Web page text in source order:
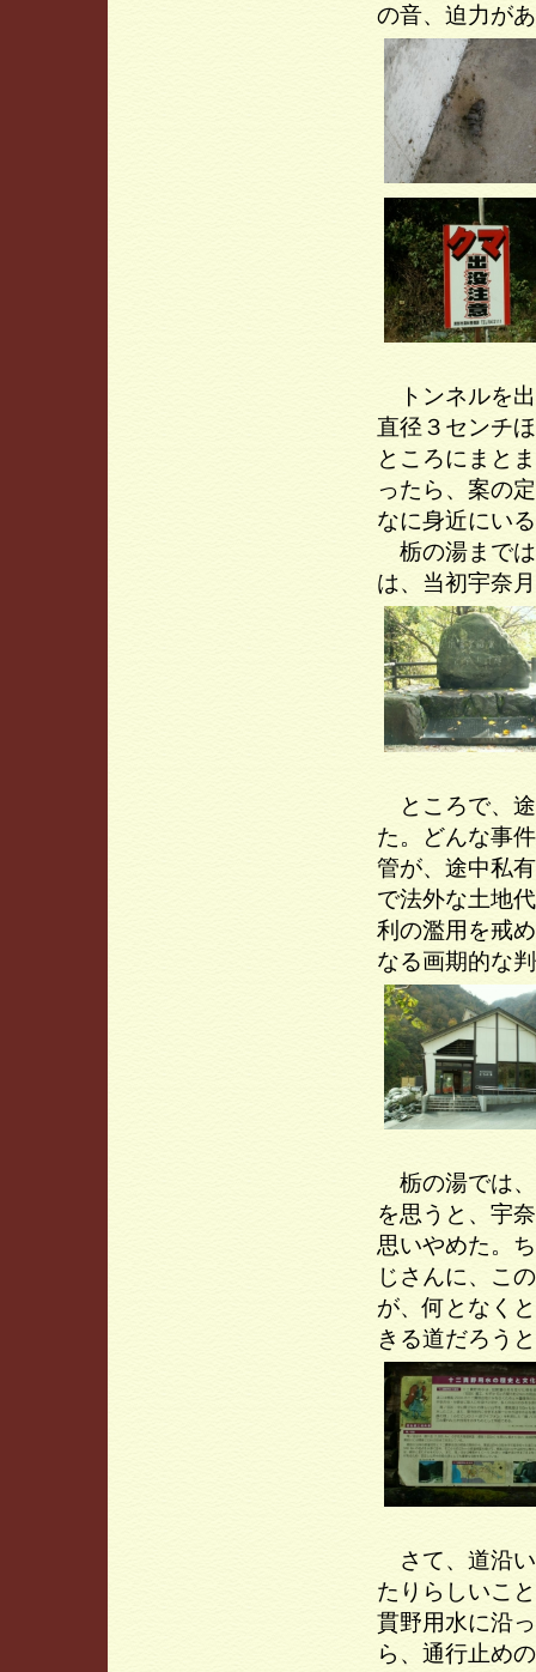
の音、迫力が
トンネルを出
直径３センチ
ところにまと
ったら、案の
なに身近にい
栃の湯までは
は、当初宇奈
ところで、途
た。どんな事
管が、途中私
で法外な土地
利の濫用を戒
なる画期的な
栃の湯では、
を思うと、宇
思いやめた。
じさんに、こ
が、何となく
きる道だろう
さて、道沿い
たりらしいこ
貫野用水に沿
ら、通行止め